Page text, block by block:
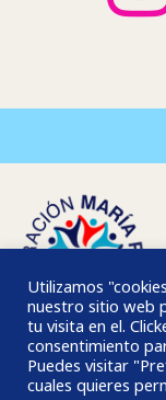
Utilizamos
nuestro sitio web
tu visita en el.
consentimiento
Puedes visitar
cuales quieres